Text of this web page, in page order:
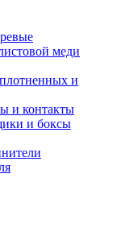
меди
и
и контакты
и боксы